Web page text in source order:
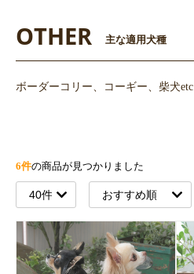
OTHER 主な適用犬種
ボーダーコリー、コーギー、柴犬etc
6件の商品が見つかりました